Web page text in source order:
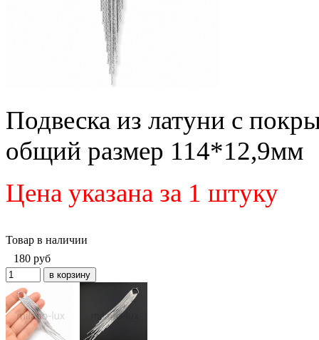
Подвеска из латуни с
общий размер 114*12,9мм
Цена указана за 1 штуку
Товар в наличии
180 руб